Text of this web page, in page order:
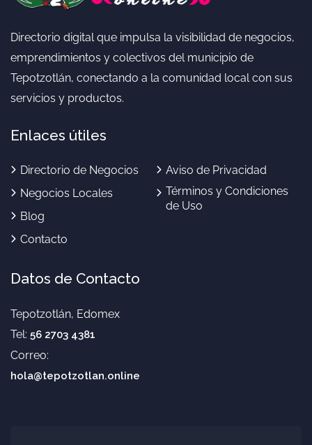
Directorio digital que impulsa la visibilidad de negocios,
emprendimientos y colectivos del municipio de
Tepotzotlán, conectando a la comunidad local con sus
servicios y productos.
Enlaces útiles
Directorio de Negocios
Negocios Locales
Blog
Contacto
Aviso de Privacidad
Términos y Condiciones
de Uso
Datos de Contacto
Tepotzotlán, Edomex
Tel: 56 2703 4381
Correo:
hola@tepotzotlan.online